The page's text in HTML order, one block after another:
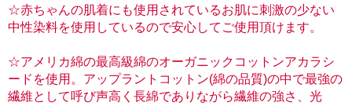
☆赤ちゃんの肌着にも使用されているお肌に刺激の少ない
中性染料を使用しているので安心してご使用頂けます。
☆アメリカ綿の最高級綿のオーガニックコットンアカラシ
ードを使用。アップラントコットン(綿の品質)の中で最強の
繊維として呼び声高く長綿でありながら繊維の強さ、光